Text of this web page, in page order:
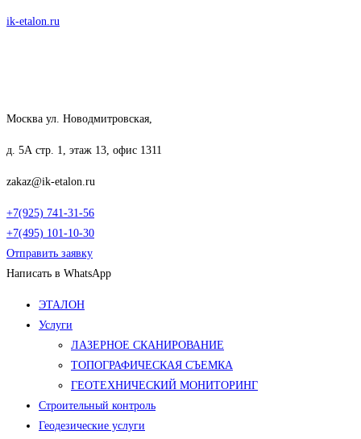
Перейти
ik-etalon.ru
Москва ул. Новодмитровская,
д. 5А стр. 1, этаж 13, офис 1311
zakaz@ik-etalon.ru
+7(925) 741-31-56
+7(495) 101-10-30
Отправить заявку
Написать в WhatsApp
Меню
ЭТАЛОН
Услуги
ЛАЗЕРНОЕ СКАНИРОВАНИЕ
ТОПОГРАФИЧЕСКАЯ СЪЕМКА
ГЕОТЕХНИЧЕСКИЙ МОНИТОРИНГ
Строительный контроль
Геодезические услуги